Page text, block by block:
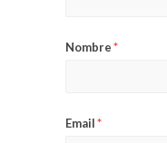
Nombre*
Email*